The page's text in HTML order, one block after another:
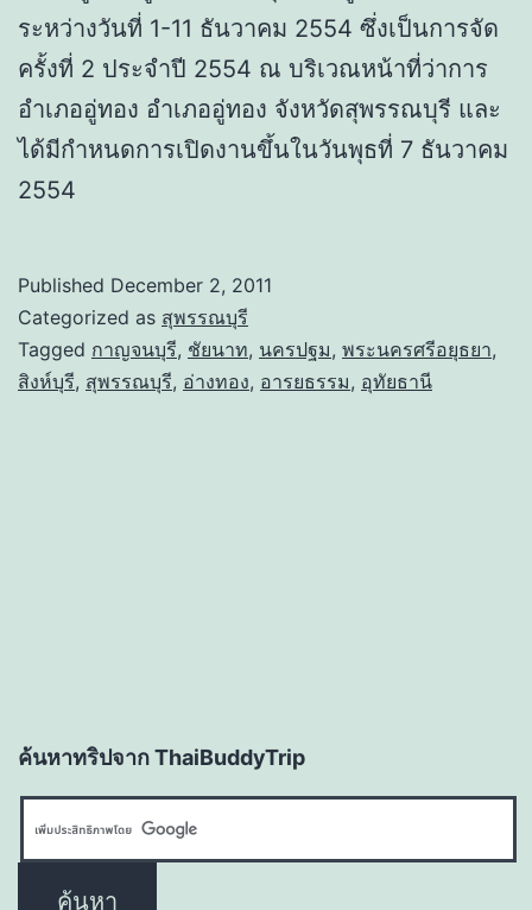
ระหว่างวันที่ 1-11 ธันวาคม 2554 ซึ่งเป็นการจัด
ครั้งที่ 2 ประจำปี 2554 ณ บริเวณหน้าที่ว่าการ
อำเภออู่ทอง อำเภออู่ทอง จังหวัดสุพรรณบุรี และ
ได้มีกำหนดการเปิดงานขึ้นในวันพุธที่ 7 ธันวาคม
2554
Published December 2, 2011
Categorized as สุพรรณบุรี
Tagged กาญจนบุรี, ชัยนาท, นครปฐม, พระนครศรีอยุธยา,
สิงห์บุรี, สุพรรณบุรี, อ่างทอง, อารยธรรม, อุทัยธานี
ค้นหาทริปจาก ThaiBuddyTrip